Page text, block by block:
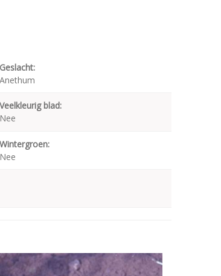
Geslacht:
Anethum
Veelkleurig blad:
Nee
Wintergroen:
Nee